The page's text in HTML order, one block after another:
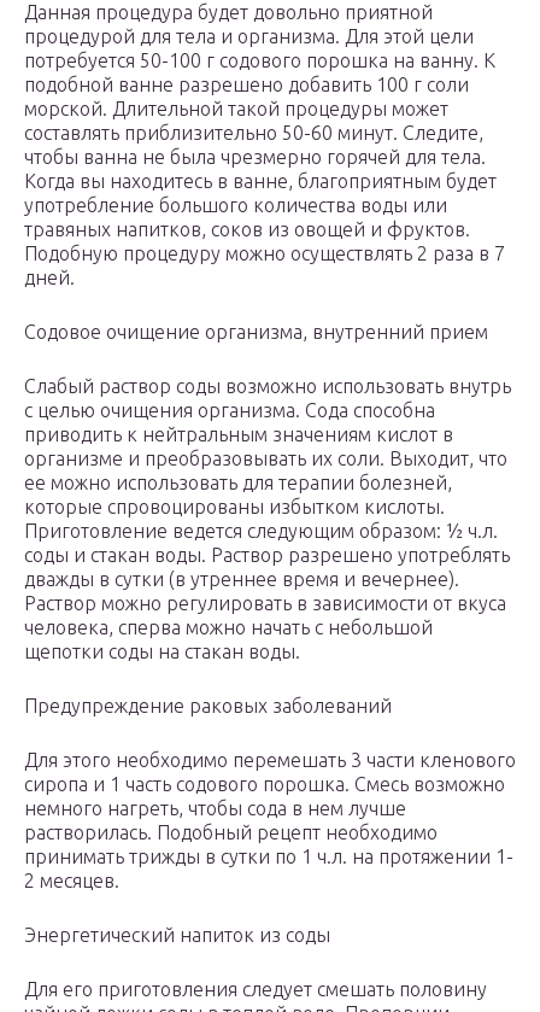
Данная процедура будет довольно приятной
процедурой для тела и организма. Для этой цели
потребуется 50-100 г содового порошка на ванну. К
подобной ванне разрешено добавить 100 г соли
морской. Длительной такой процедуры может
составлять приблизительно 50-60 минут. Следите,
чтобы ванна не была чрезмерно горячей для тела.
Когда вы находитесь в ванне, благоприятным будет
употребление большого количества воды или
травяных напитков, соков из овощей и фруктов.
Подобную процедуру можно осуществлять 2 раза в 7
дней.
Содовое очищение организма, внутренний прием
Слабый раствор соды возможно использовать внутрь
с целью очищения организма. Сода способна
приводить к нейтральным значениям кислот в
организме и преобразовывать их соли. Выходит, что
ее можно использовать для терапии болезней,
которые спровоцированы избытком кислоты.
Приготовление ведется следующим образом: ½ ч.л.
соды и стакан воды. Раствор разрешено употреблять
дважды в сутки (в утреннее время и вечернее).
Раствор можно регулировать в зависимости от вкуса
человека, сперва можно начать с небольшой
щепотки соды на стакан воды.
Предупреждение раковых заболеваний
Для этого необходимо перемешать 3 части кленового
сиропа и 1 часть содового порошка. Смесь возможно
немного нагреть, чтобы сода в нем лучше
растворилась. Подобный рецепт необходимо
принимать трижды в сутки по 1 ч.л. на протяжении 1-
2 месяцев.
Энергетический напиток из соды
Для его приготовления следует смешать половину